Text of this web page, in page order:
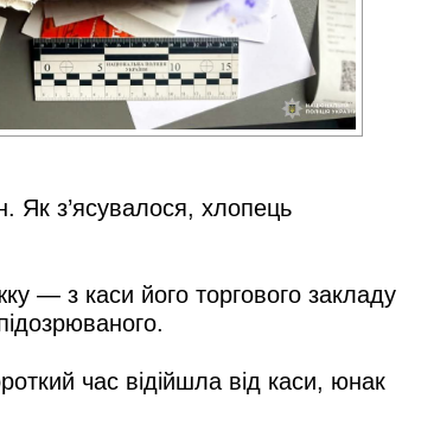
Як з’ясувалося, хлопець
— з каси його торгового закладу
час відійшла від каси, юнак